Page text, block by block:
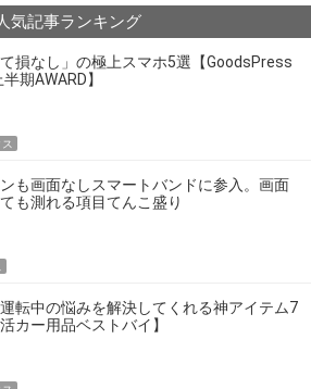
気記事ランキング
て損なし」の極上スマホ5選【GoodsPress
期AWARD】
も画面なしスマートバンドに参入。画面
も測れる項目てんこ盛り
転中の悩みを解決してくれる神アイテム7
カー用品ベストバイ】